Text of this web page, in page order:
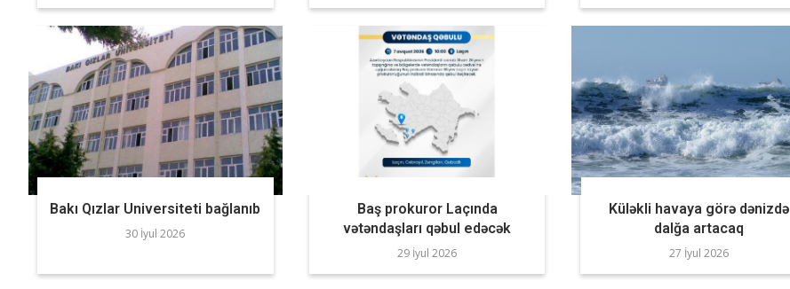
Bakı Qızlar Universiteti bağlanıb
30 İyul 2026
Baş prokuror Laçında
vətəndaşları qəbul edəcək
29 İyul 2026
Küləkli havaya görə dənizdə
dalğa artacaq
27 İyul 2026